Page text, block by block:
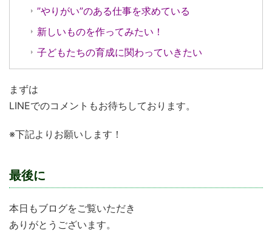
”やりがい”のある仕事を求めている
新しいものを作ってみたい！
子どもたちの育成に関わっていきたい
まずは
LINEでのコメントもお待ちしております。
※下記よりお願いします！
最後に
本日もブログをご覧いただき
ありがとうございます。